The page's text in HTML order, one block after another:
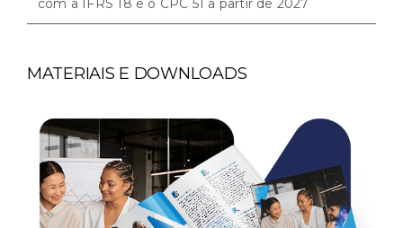
com a IFRS 18 e o CPC 51 a partir de 2027
MATERIAIS E DOWNLOADS